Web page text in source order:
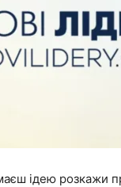
ідею розкажи